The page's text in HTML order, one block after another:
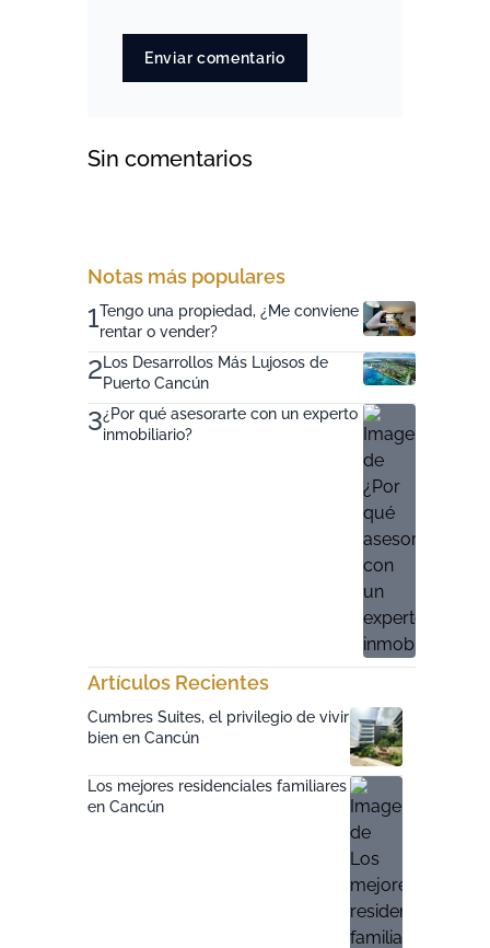
Enviar comentario
Sin comentarios
Notas más populares
1Tengo una propiedad, ¿Me conviene
rentar o vender?
2 Los Desarrollos Más Lujosos de
Puerto Cancún
3¿Por qué asesorarte con un experto
inmobiliario?
Artículos Recientes
Cumbres Suites, el privilegio de vivir
bien en Cancún
Los mejores residenciales familiares
en Cancún